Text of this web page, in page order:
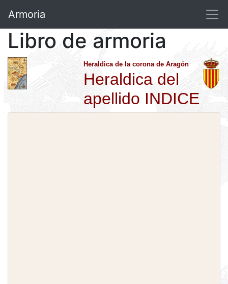
Armoria
Libro de armoria
Heraldica de la corona de Aragón
Heraldica del
apellido INDICE